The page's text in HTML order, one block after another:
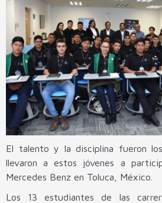
El talento y la disciplina fueron
llevaron a estos jóvenes a
Mercedes Benz en Toluca, México.
Los 13 estudiantes de las